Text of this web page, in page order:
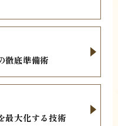
徹底準備術
最大化する技術